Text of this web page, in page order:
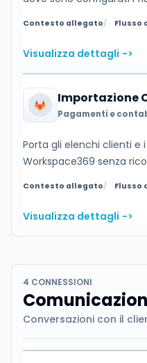
Contesto allegato Flusso
Visualizza dettagli ->
Importazione
Pagamenti e
Porta gli elenchi clienti e
Workspace369 senza
Contesto allegato Flusso
Visualizza dettagli ->
4 CONNESSIONI
Conversazioni con il